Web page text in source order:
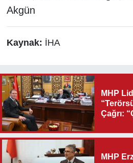
Akgün
Kaynak: İHA
MHP
Çağrı:
MHP